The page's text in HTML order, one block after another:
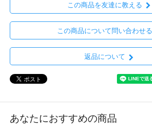
この商品を友達に教える
この商品について問い合わせる
返品について
あなたにおすすめの商品